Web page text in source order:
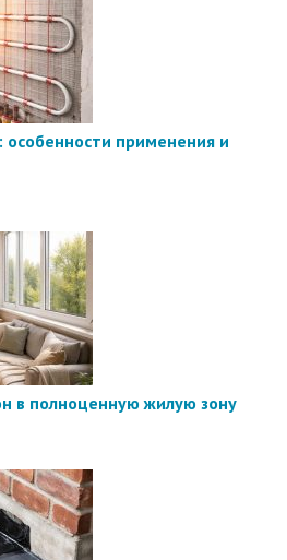
особенности применения и
в полноценную жилую зону